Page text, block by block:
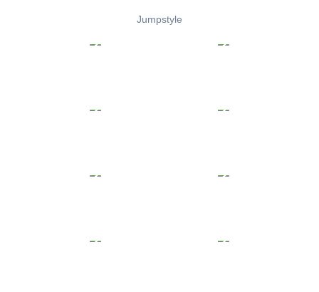
Jumpstyle